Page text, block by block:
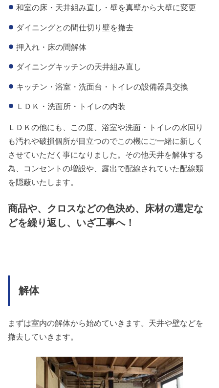
和室の床・天井組み直し・壁を真壁から大壁に変更
ダイニングとの間仕切り壁を撤去
押入れ・床の間解体
ダイニングキッチンの天井組み直し
キッチン・浴室・洗面台・トイレの設備器具交換
ＬＤＫ・洗面所・トイレの内装
ＬＤＫの他にも、この度、浴室や洗面・トイレの水回り
も汚れや破損個所が目立つのでこの機にご一緒に新しく
させていただく事になりました。その他天井を解体する
為、コンセントの増設や、露出で配線されていた配線類
を隠蔽いたします。
商品や、クロスなどの色決め、床材の選定な
どを繰り返し、いざ工事へ！
解体
まずは室内の解体から始めていきます。天井や壁などを
撤去していきます。